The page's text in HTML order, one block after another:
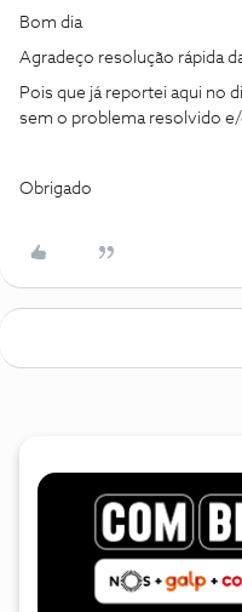
Bom dia
Agradeço resolução rápida
Pois que já reportei aqui no
sem o problema resolvido
Obrigado